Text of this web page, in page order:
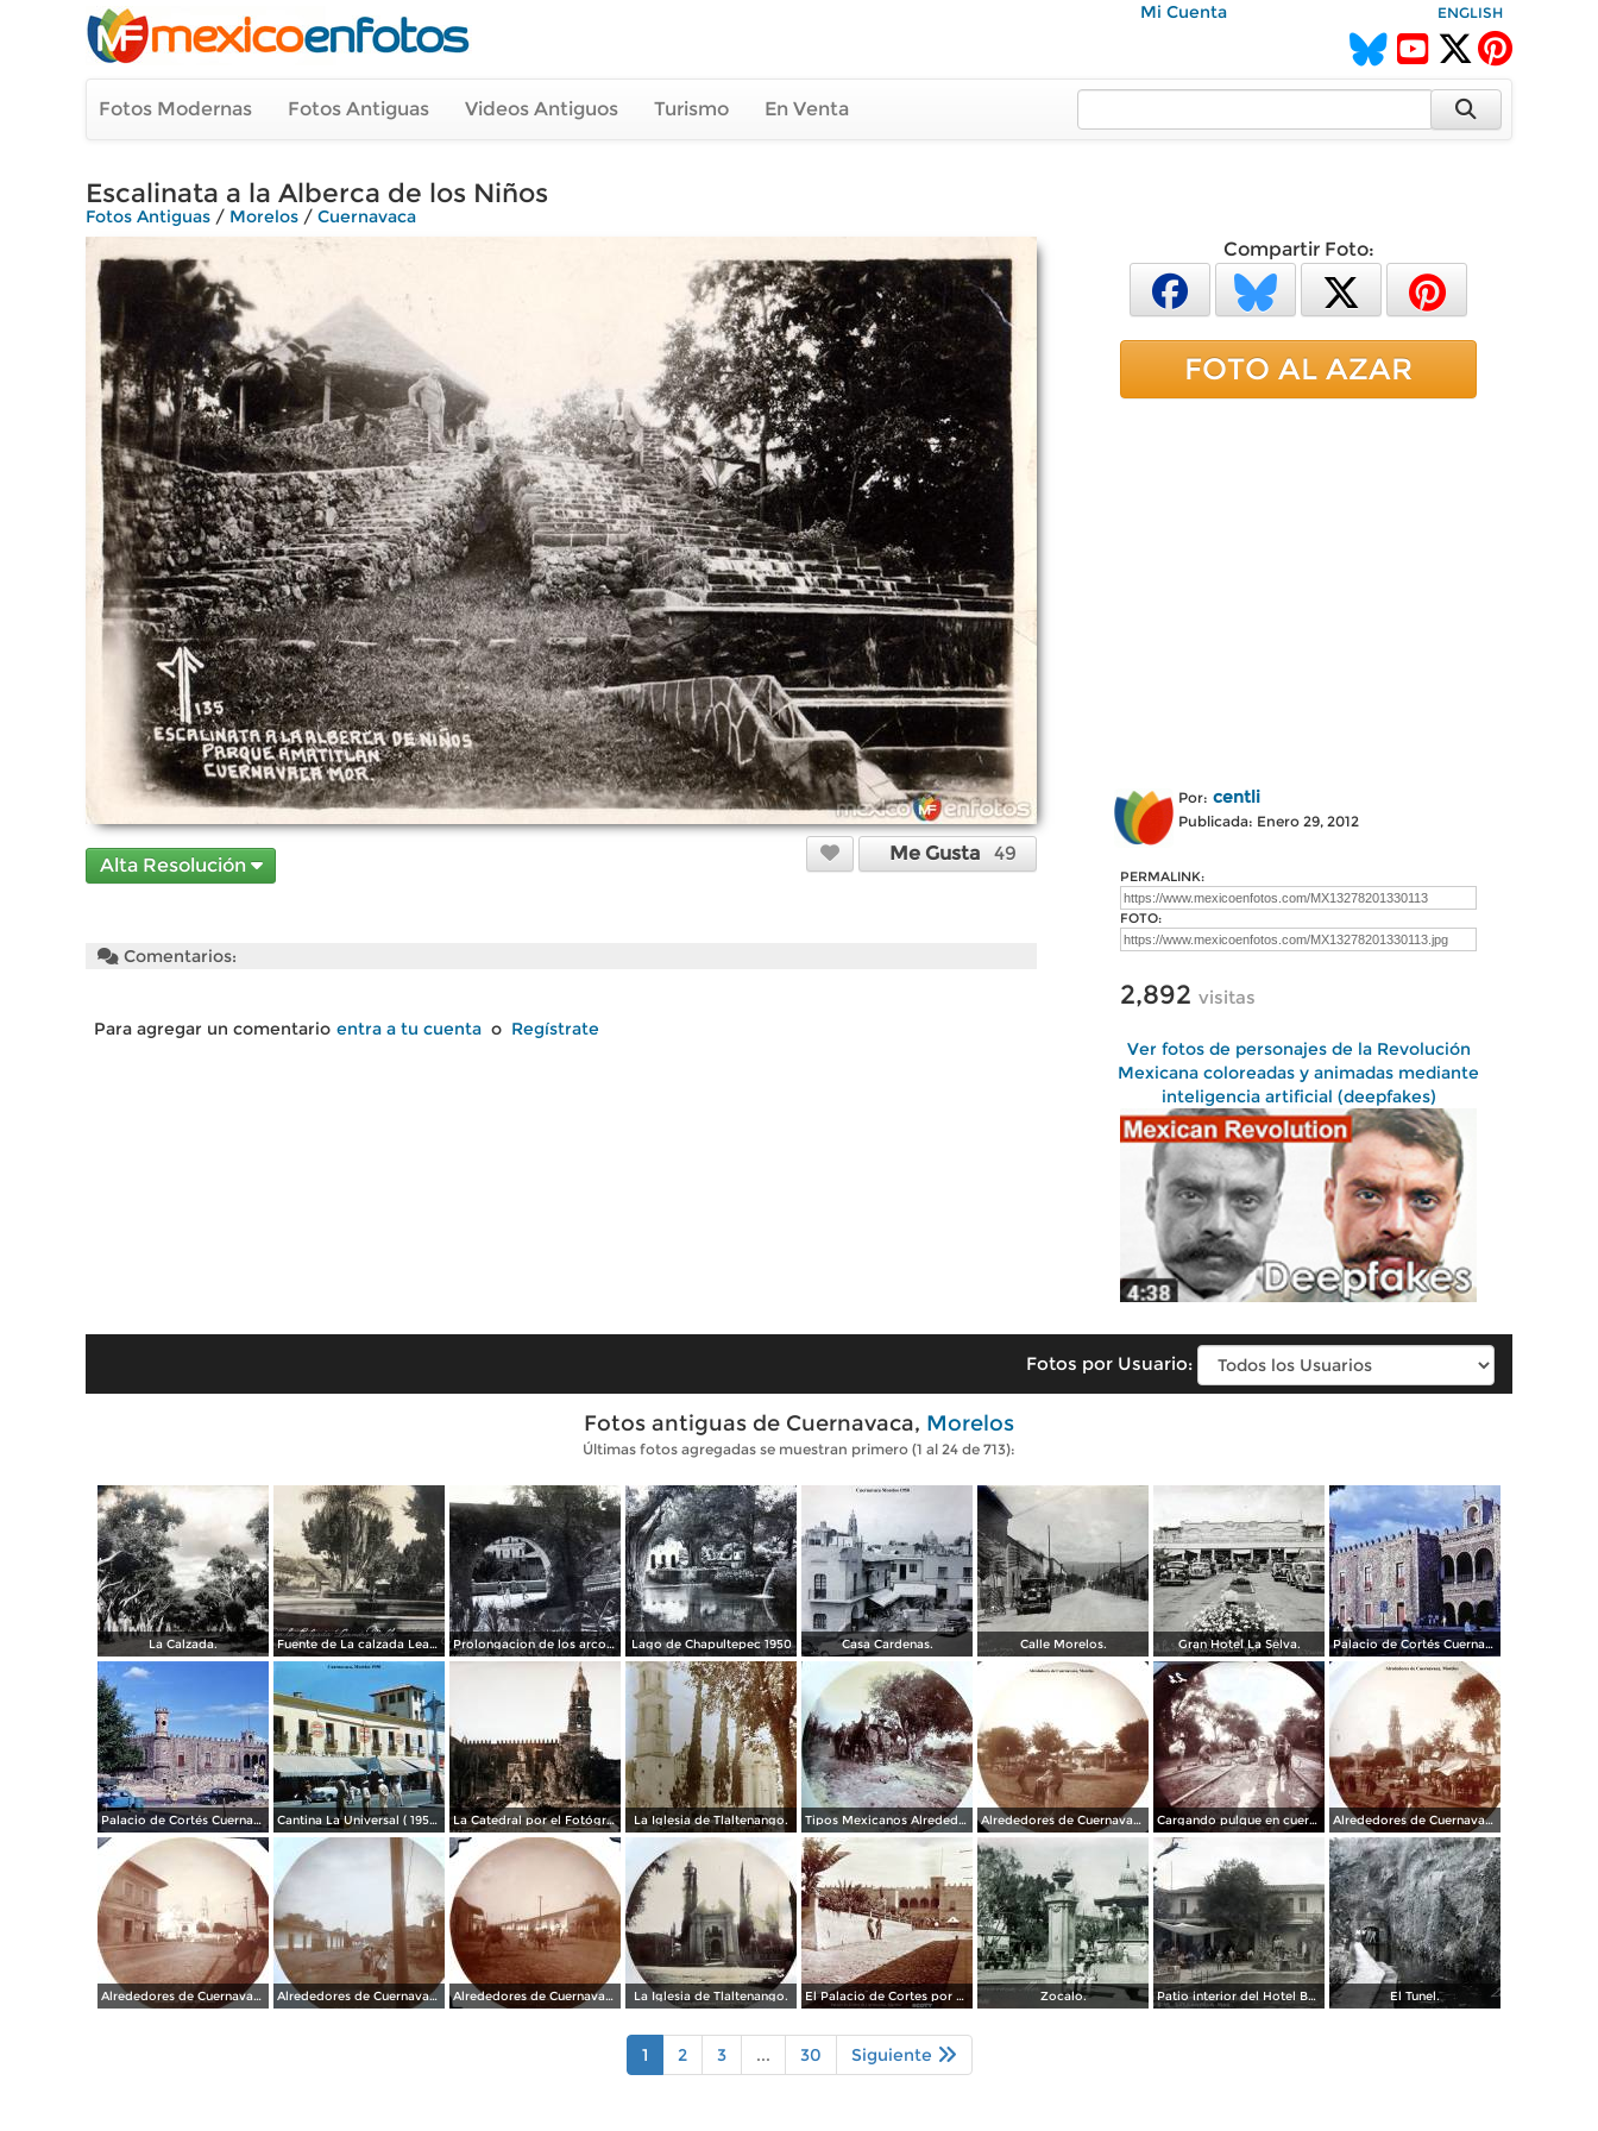
Mi Cuenta ENGLISH
Fotos Modernas Fotos Antiguas Videos Antiguos Turismo En Venta
Escalinata a la Alberca de los Niños
Fotos Antiguas / Morelos / Cuernavaca
Alta Resolución
Me Gusta 49
Comentarios:
Para agregar un comentario entra a tu cuenta o Regístrate
Compartir Foto:
FOTO AL AZAR
Por: centli
Publicada: Enero 29, 2012
PERMALINK:
FOTO:
2,892 visitas
Ver fotos de personajes de la Revolución
Mexicana coloreadas y animadas mediante
inteligencia artificial (deepfakes)
Fotos por Usuario:
Fotos antiguas de Cuernavaca, Morelos
Últimas fotos agregadas se muestran primero (1 al 24 de 713):
La Calzada. Fuente de La calzada Leandro Valle. Prolongacion de los arcos de Guadalupe. Lago de Chapultepec 1950 Casa Cardenas. Calle Morelos. Gran Hotel La Selva. Palacio de Cortés Cuernavaca Morelos 1967
Palacio de Cortés Cuernavaca Morelos 1967 Cantina La Universal ( 1950 ). La Catedral por el Fotógrafo Hugo Brehme. La Iglesia de Tlaltenango. Tipos Mexicanos Alrededores de Cuernavaca Morelos.. Alrededores de Cuernavaca Morelos. Cargando pulque en cueros de puerco Alrededores de Cuernavaca Morelos. Alrededores de Cuernavaca Morelos.
Alrededores de Cuernavaca Morelos. Alrededores de Cuernavaca Morelos. Alrededores de Cuernavaca Morelos. La Iglesia de Tlaltenango. El Palacio de Cortes por el Fotógrafo Windfield Scott. Zocalo. Patio interior del Hotel Banos y Lido, El Tunel.
1 2 3 ... 30 Siguiente